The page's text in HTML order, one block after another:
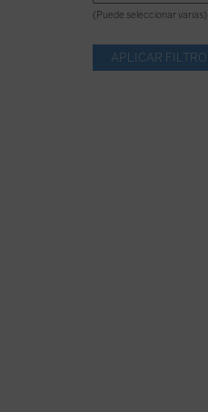
(Puede seleccionar varias)